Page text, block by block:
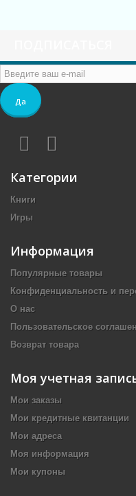
Да
Категории
Книги
Игры
Информация
Популярные товары
Конфиденциальность и
О нас
Пользовательское
Возврат товара
Моя учетная
Мои заказы
Мои кредитные квитанции
Мои адреса
Моя информация
Мои купоны